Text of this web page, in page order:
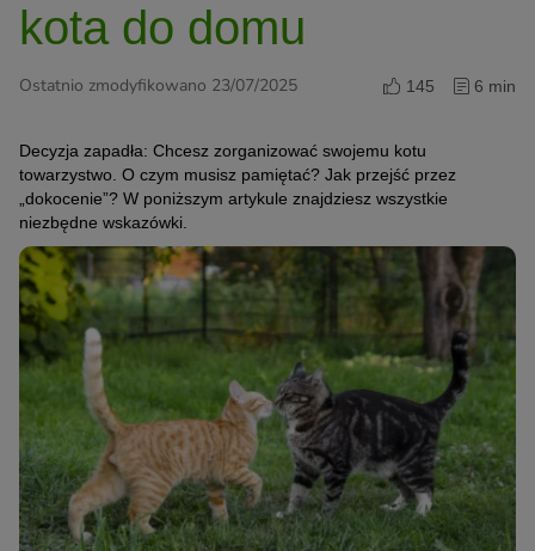
kota do domu
Ostatnio zmodyfikowano 23/07/2025 145 6 min
Decyzja zapadła: Chcesz zorganizować swojemu kotu
towarzystwo. O czym musisz pamiętać? Jak przejść przez
„dokocenie”? W poniższym artykule znajdziesz wszystkie
niezbędne wskazówki.